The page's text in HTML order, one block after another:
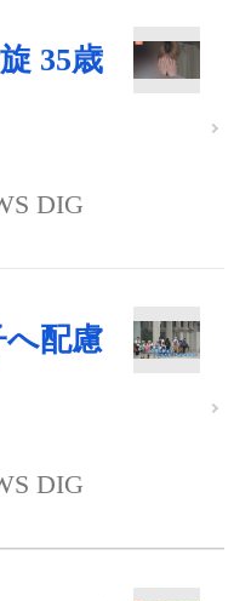
35歳
DIG
配慮
DIG